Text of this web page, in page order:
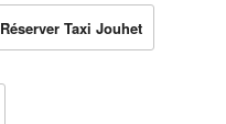
Réserver Taxi Jouhet